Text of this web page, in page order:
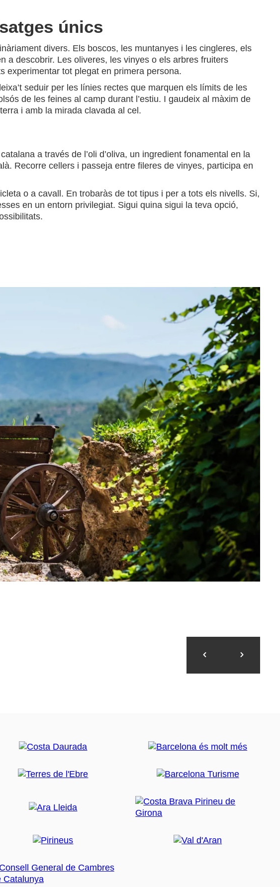
únics
divers. Els boscos, les muntanyes i les cingleres, els
a descobrir. Les oliveres, les vinyes o els arbres fruiters
experimentar tot plegat en primera persona.
seduir per les línies rectes que marquen els límits de les
de les feines al camp durant l’estiu. I gaudeix al màxim de
i amb la mirada clavada al cel.
a través de l’oli d’oliva, un ingredient fonamental en la
Recorre cellers i passeja entre fileres de vinyes, participa en
o a cavall. En trobaràs de tot tipus i per a tots els nivells. Si,
en un entorn privilegiat. Sigui quina sigui la teva opció,